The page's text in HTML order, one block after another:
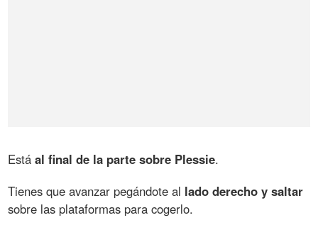
Estáal final de la parte sobre Plessie.
Tienes que avanzar pegándote al lado derecho y saltar
sobre las plataformas para cogerlo.